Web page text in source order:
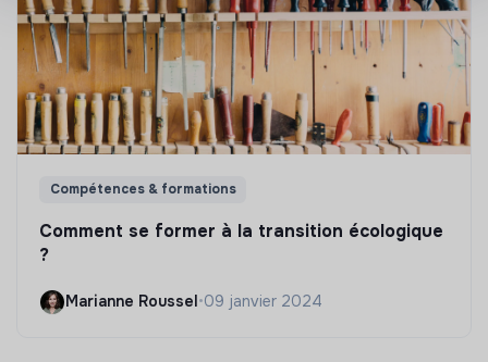
Compétences & formations
Comment se former à la transition écologique
?
Marianne Roussel•09 janvier 2024